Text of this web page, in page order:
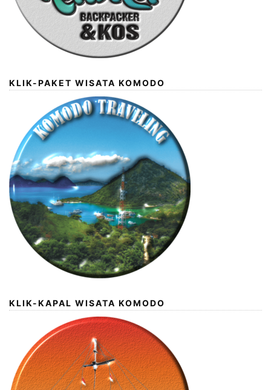
KLIK-PAKET WISATA KOMODO
KLIK-KAPAL WISATA KOMODO